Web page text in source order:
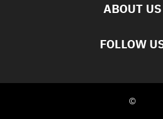
ABOUT US
FOLLOW
©